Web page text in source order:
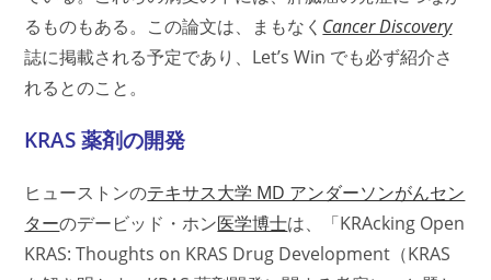
るものもある。この論文は、まもなく Cancer Discovery
誌に掲載される予定であり、Let’s Win でも必ず紹介さ
れるとのこと。
KRAS 薬剤の開発
ヒューストンのテキサス大学 MD アンダーソンがんセン
ターのデービッド・ホン医学博士は、「KRAcking Open
KRAS: Thoughts on KRAS Drug Development（KRAS